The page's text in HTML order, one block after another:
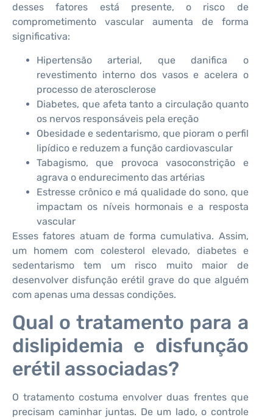
desses fatores está presente, o risco de
comprometimento vascular aumenta de forma
significativa:
Hipertensão arterial, que danifica o
revestimento interno dos vasos e acelera o
processo de aterosclerose
Diabetes, que afeta tanto a circulação quanto
os nervos responsáveis pela ereção
Obesidade e sedentarismo, que pioram o perfil
lipídico e reduzem a função cardiovascular
Tabagismo, que provoca vasoconstrição e
agrava o endurecimento das artérias
Estresse crônico e má qualidade do sono, que
impactam os níveis hormonais e a resposta
vascular
Esses fatores atuam de forma cumulativa. Assim,
um homem com colesterol elevado, diabetes e
sedentarismo tem um risco muito maior de
desenvolver disfunção erétil grave do que alguém
com apenas uma dessas condições.
Qual o tratamento para a
dislipidemia e disfunção
erétil associadas?
O tratamento costuma envolver duas frentes que
precisam caminhar juntas. De um lado, o controle